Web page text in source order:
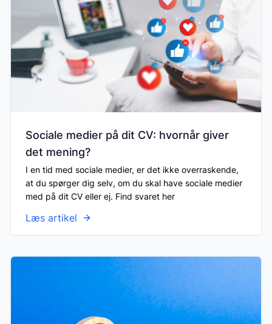
Sociale medier på dit CV: hvornår giver
det mening?
I en tid med sociale medier, er det ikke overraskende,
at du spørger dig selv, om du skal have sociale medier
med på dit CV eller ej. Find svaret her
Læs artikel